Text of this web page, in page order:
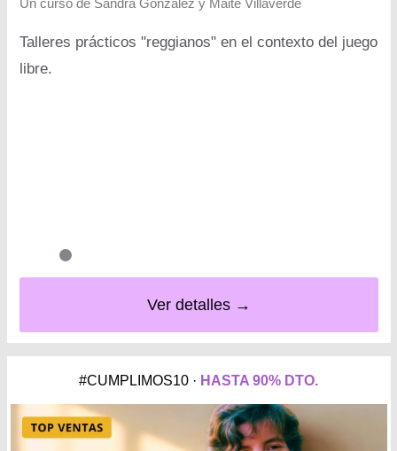
Un curso de Sandra González y Maite Villaverde
Talleres prácticos "reggianos" en el contexto del juego
libre.
Ver detalles →
#CUMPLIMOS10 · HASTA 90% DTO.